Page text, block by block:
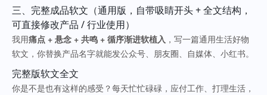
三、完整成品软文（通用版，自带吸睛开头 + 全文结构，
可直接修改产品 / 行业使用）
我用痛点 + 悬念 + 共鸣 + 循序渐进软植入 ，写一篇通用生活好物
软文，你替换产品名字就能发公众号、朋友圈、自媒体、小红书。
完整版软文全文
你是不是也有这样的感受？每天忙忙碌碌，应付工作、打理生活，